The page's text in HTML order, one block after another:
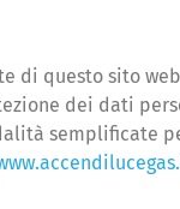
di questo sito
dei dati
semplificate